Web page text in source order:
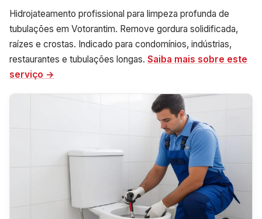
Hidrojateamento profissional para limpeza profunda de
tubulações em Votorantim. Remove gordura solidificada,
raízes e crostas. Indicado para condomínios, indústrias,
restaurantes e tubulações longas. Saiba mais sobre este
serviço →